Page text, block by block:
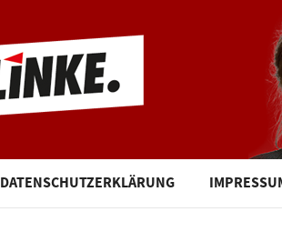
DATENSCHUTZERKLÄRUNG